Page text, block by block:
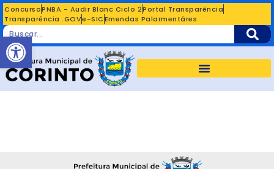
ConcursoPNBA - Audir Blanc Ciclo 2Portal Transparência
Transparência .GOVe-SICEmendas Palarmentáres
Abrir a barra de ferramentas